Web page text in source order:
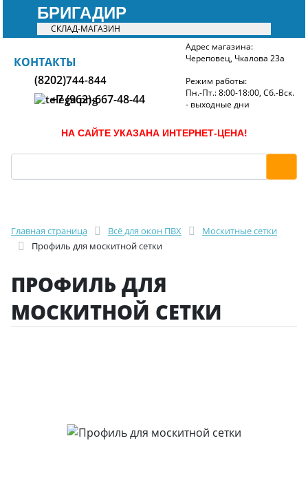
БРИГАДИР
СКЛАД-МАГАЗИН
БРИГАДИР
КОНТАКТЫ
(8202)744-844
+7 (962)-667-48-44
Адрес магазина:
Череповец, Чкалова 23а
Режим работы:
Пн.-Пт.: 8:00-18:00, Сб.-Вск.
- выходные дни
НА САЙТЕ УКАЗАНА ИНТЕРНЕТ-ЦЕНА!
Главная страница Всё для окон ПВХ
Москитные сетки
Профиль для москитной сетки
ПРОФИЛЬ ДЛЯ
МОСКИТНОЙ СЕТКИ